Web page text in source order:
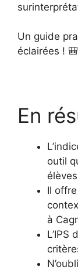
Un guide
éclairées ! 🎒
En
outil
Il
à
L’IPS